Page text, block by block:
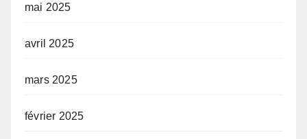
mai 2025
avril 2025
mars 2025
février 2025